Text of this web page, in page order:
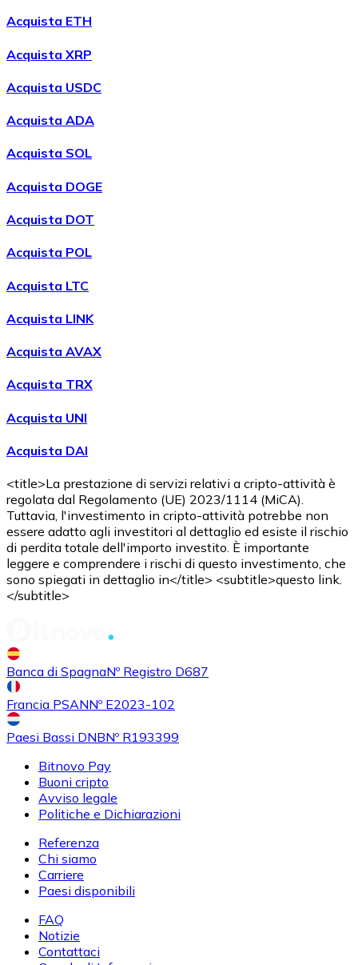
Acquista ETH
Acquista XRP
Acquista USDC
Acquista ADA
Acquista SOL
Acquista DOGE
Acquista DOT
Acquista POL
Acquista LTC
Acquista LINK
Acquista AVAX
Acquista TRX
Acquista UNI
Acquista DAI
<title>La prestazione di servizi relativi a cripto-attività è
regolata dal Regolamento (UE) 2023/1114 (MiCA).
Tuttavia, l'investimento in cripto-attività potrebbe non
essere adatto agli investitori al dettaglio ed esiste il rischio
di perdita totale dell'importo investito. È importante
leggere e comprendere i rischi di questo investimento, che
sono spiegati in dettaglio in</title> <subtitle>questo link.
</subtitle>
Banca di SpagnaNº Registro D687
Francia PSANNº E2023-102
Paesi Bassi DNBNº R193399
Bitnovo Pay
Buoni cripto
Avviso legale
Politiche e Dichiarazioni
Referenza
Chi siamo
Carriere
Paesi disponibili
FAQ
Notizie
Contattaci